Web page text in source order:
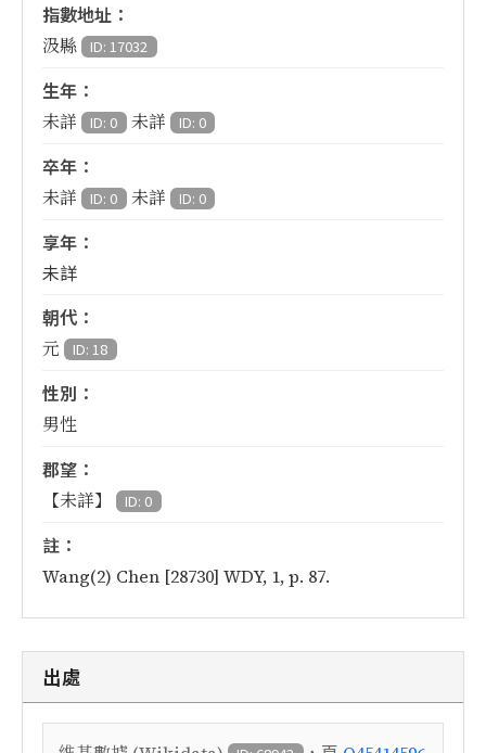
指數地址：
汲縣 ID: 17032
生年：
未詳 ID: 0 未詳 ID: 0
卒年：
未詳 ID: 0 未詳 ID: 0
享年：
未詳
朝代：
元 ID: 18
性別：
男性
郡望：
【未詳】 ID: 0
註：
Wang(2) Chen [28730] WDY, 1, p. 87.
出處